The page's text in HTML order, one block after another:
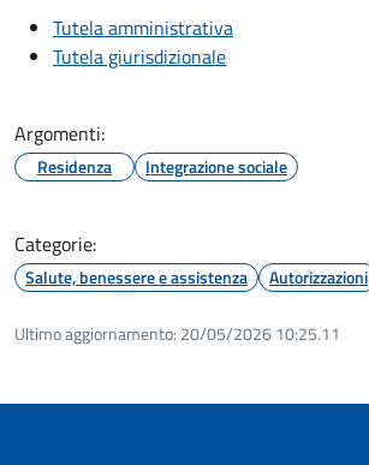
Tutela amministrativa
Tutela giurisdizionale
Argomenti:
Residenza Integrazione sociale
Categorie:
Salute, benessere e assistenza Autorizzazioni
Ultimo aggiornamento: 20/05/2026 10:25.11